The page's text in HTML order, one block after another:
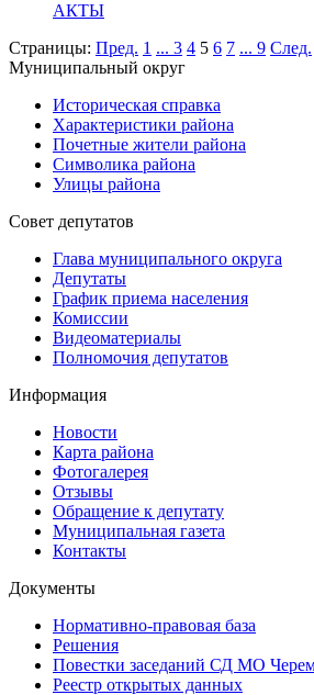
АКТЫ
Страницы: Пред. 1 ... 3 4 5 6 7 ... 9 След.
Муниципальный округ
Историческая справка
Характеристики района
Почетные жители района
Символика района
Улицы района
Совет депутатов
Глава муниципального округа
Депутаты
График приема населения
Комиссии
Видеоматериалы
Полномочия депутатов
Информация
Новости
Карта района
Фотогалерея
Отзывы
Обращение к депутату
Муниципальная газета
Контакты
Документы
Нормативно-правовая база
Решения
Повестки заседаний СД МО
Реестр открытых данных